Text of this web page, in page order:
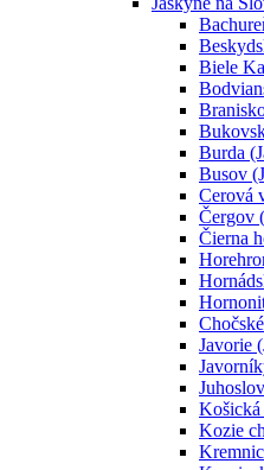
Biele
Burda
Busov
Cerová
Čergov
Čierna
Javorie
Košická
Kozie